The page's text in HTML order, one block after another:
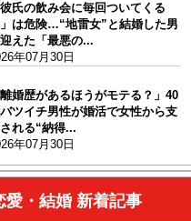
彼氏の飲み会に毎回ついてくる
は危険…“地雷女”と結婚した男
えた「最悪の...
年07月30日
離婚歴があるほうがモテる？」40
ツイチ男性が婚活で女性から支
れる“納得...
年07月30日
愛・結婚 新着記事